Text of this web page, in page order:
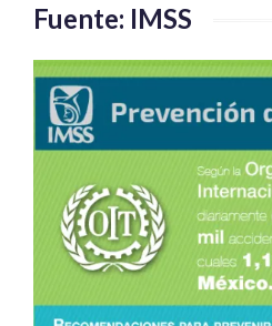
Fuente: IMSS